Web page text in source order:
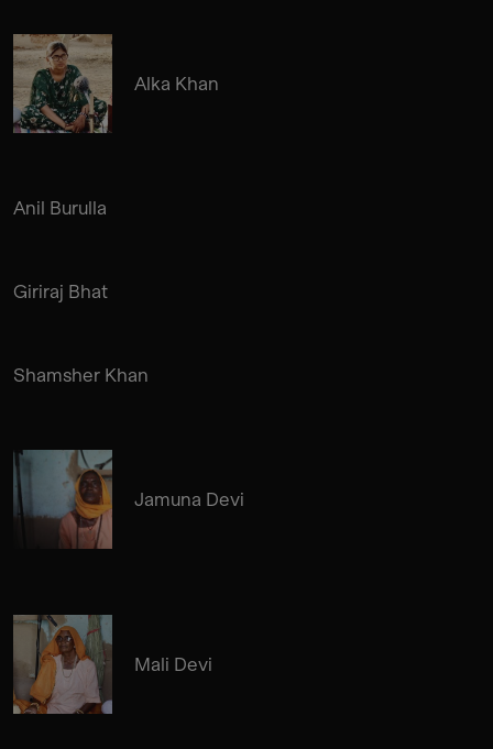
Alka Khan
Anil Burulla
Giriraj Bhat
Shamsher Khan
Jamuna Devi
Mali Devi